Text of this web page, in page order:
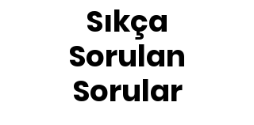
Sıkça
Sorulan
Sorular